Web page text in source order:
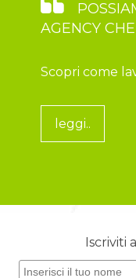
AGENCY
Scopri come
leggi..
Iscriviti